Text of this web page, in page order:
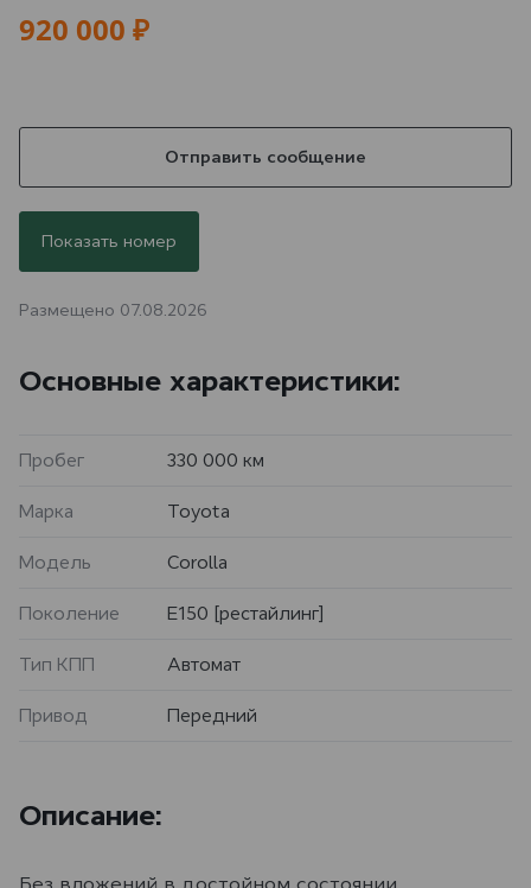
920 000 ₽
Отправить сообщение
Показать номер
Размещено 07.08.2026
Основные характеристики:
Пробег 330 000 км
Марка Toyota
Модель Corolla
Поколение E150 [рестайлинг]
Тип КПП Автомат
Привод Передний
Описание:
Без вложений в достойном состоянии